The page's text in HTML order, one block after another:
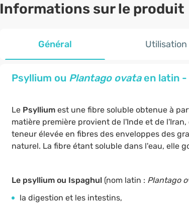
Informations sur le produit
Général Utilisation
Psyllium ou Plantago ovataen latin -
Le Psylliumest une fibre soluble obtenue à
matière première provient de l'Inde et de
teneur élevée en fibres des enveloppes des
naturel. La fibre étant soluble dans l'eau, elle
Le psyllium ou Ispaghul(nom latin : Plantago
la digestion et les intestins,